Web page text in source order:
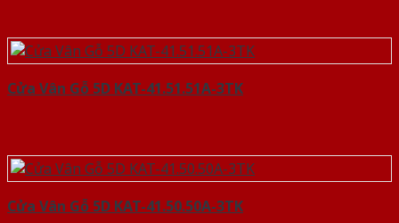
Cửa Vân Gỗ 5D KAT-41.51.51A-3TK
Cửa Vân Gỗ 5D KAT-41.50.50A-3TK